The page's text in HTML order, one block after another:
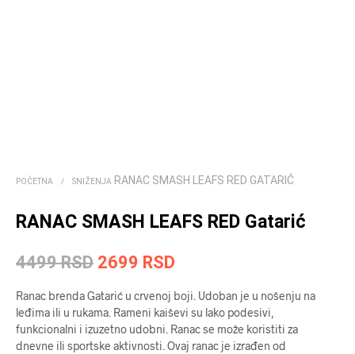
POČETNA / SNIŽENJA RANAC SMASH LEAFS RED GATARIĆ
RANAC SMASH LEAFS RED Gatarić
4499RSD Originalna
cena
je
bila:
2699 RSD
cena
je:
2699 RSD.
Ranac brenda Gatarić u crvenoj boji. Udoban je u nošenju na
leđima ili u rukama. Rameni kaiševi su lako podesivi,
funkcionalni i izuzetno udobni. Ranac se može koristiti za
dnevne ili sportske aktivnosti. Ovaj ranac je izrađen od